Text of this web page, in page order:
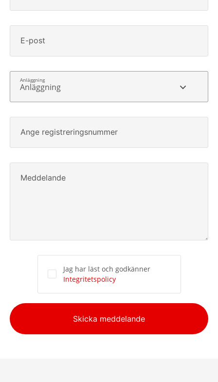
E-post
Anläggning
Ange registreringsnummer
Meddelande
Jag har läst och godkänner
Integritetspolicy
Alternative:
Skicka meddelande